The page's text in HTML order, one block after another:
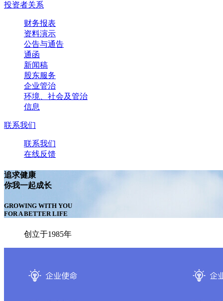
投资者关系
财务报表
资料演示
公告与通告
通函
新闻稿
股东服务
企业管治
环境、社会及管治
信息
联系我们
联系我们
在线反馈
追求健康
你我一起成长
GROWING WITH YOU
FOR A BETTER LIFE
创立于1985年